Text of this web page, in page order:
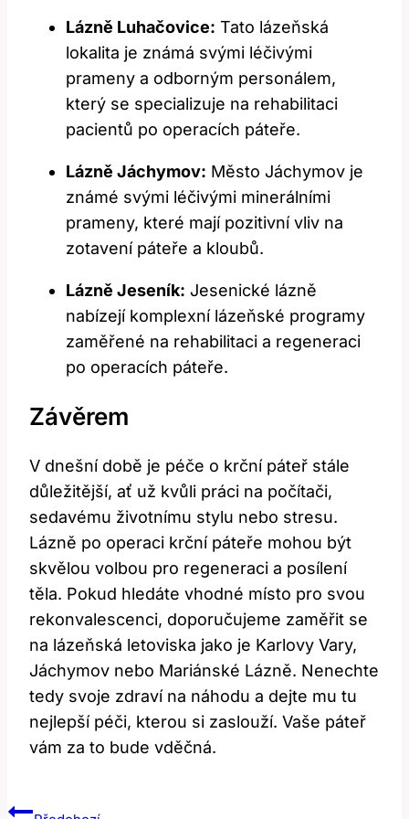
Lázně Luhačovice: Tato lázeňská
lokalita je známá svými léčivými
prameny a odborným personálem,
který se specializuje na rehabilitaci
pacientů po operacích páteře.
Lázně Jáchymov: Město Jáchymov je
známé svými léčivými minerálními
prameny, které mají pozitivní vliv na
zotavení páteře a kloubů.
Lázně Jeseník: Jesenické lázně
nabízejí komplexní lázeňské programy
zaměřené na rehabilitaci a regeneraci
po operacích páteře.
Závěrem
V dnešní době je péče o krční páteř stále
důležitější, ať už kvůli práci na počítači,
sedavému životnímu stylu nebo stresu.
Lázně po operaci krční páteře mohou být
skvělou volbou pro regeneraci a posílení
těla. Pokud hledáte vhodné místo pro svou
rekonvalescenci, doporučujeme zaměřit se
na lázeňská letoviska jako je Karlovy Vary,
Jáchymov nebo Mariánské Lázně. Nenechte
tedy svoje zdraví na náhodu a dejte mu tu
nejlepší péči, kterou si zaslouží. Vaše páteř
vám za to bude vděčná.